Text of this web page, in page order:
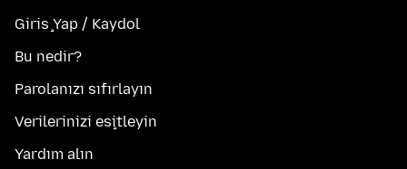
Giriş Yap / Kaydol
Bu nedir?
Parolanızı sıfırlayın
Verilerinizi eşitleyin
Yardım alın